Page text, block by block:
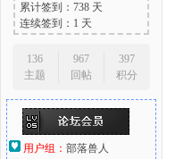
累计签到：738 天
连续签到：1 天
136
主题
967
回帖
397
积分
用户组： 部落兽人